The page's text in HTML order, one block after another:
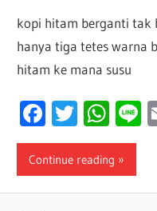
kopi hitam berganti tak
hanya tiga tetes warna
hitam ke mana susu
Facebook
Twitter
Continue reading